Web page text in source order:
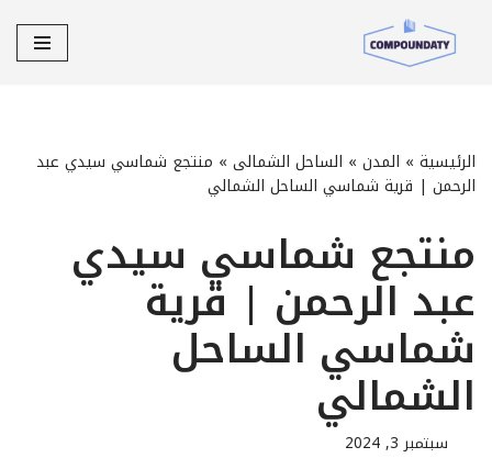
تخطى
الرئيسية » المدن » الساحل الشمالى » منتجع شماسي سيدي عبد
الرحمن | قرية شماسي الساحل الشمالي
منتجع شماسي سيدي
عبد الرحمن | قرية
شماسي الساحل
الشمالي
سبتمبر 3, 2024